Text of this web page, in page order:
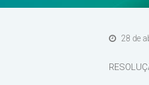
28 de